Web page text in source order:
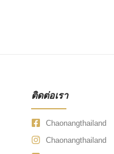
ติดต่อเรา
Chaonangthailand
Chaonangthailand